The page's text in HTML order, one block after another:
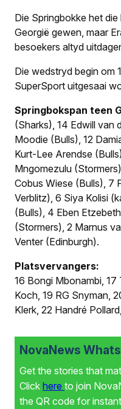
Die Springbokke het
Georgië gewen, maar
besoekers altyd
Die wedstryd begin om
SuperSport uitgesaai
Springbokspan teen
(Sharks), 14 Edwill van
Moodie (Bulls), 12
Kurt-Lee Arendse
Mngomezulu
Cobus Wiese (Bulls), 7
Verblitz), 6 Siya Kolisi
(Bulls), 4 Eben
(Stormers), 2 Marnus
Venter (Edinburgh).
Platsvervangers:
16 Bongi Mbonambi,
Koch, 19 RG Snyman,
Klerk, 22 Handré
NovaNews
Get the stories that
Click here to join
the QR code for